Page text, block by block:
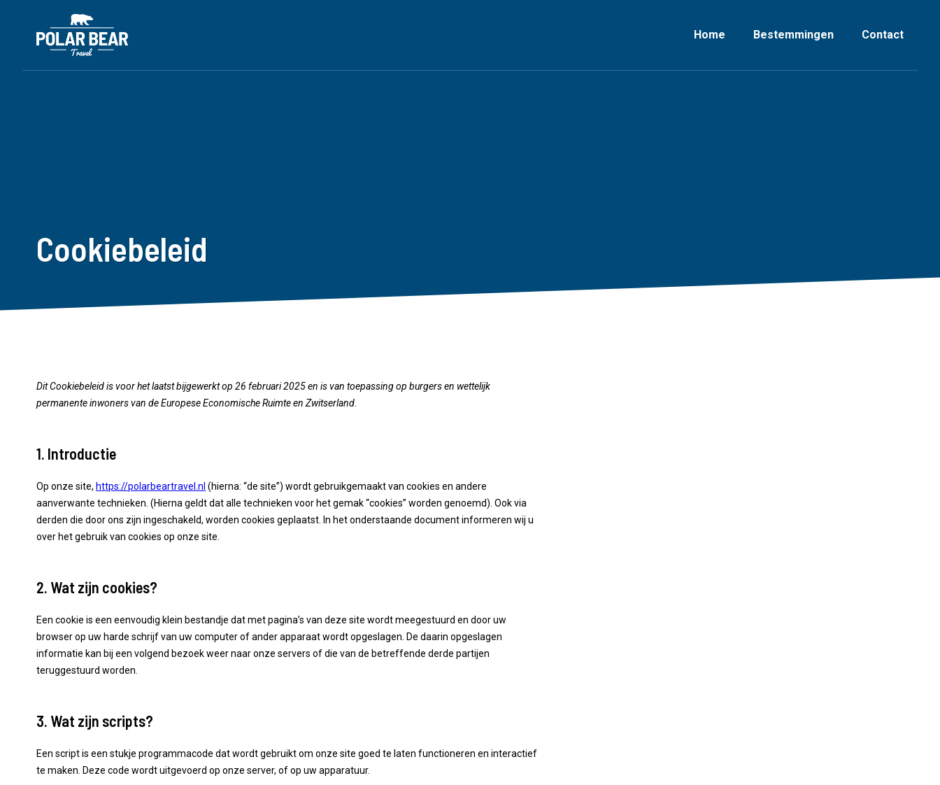
Home Bestemmingen Contact
Cookiebeleid
Dit Cookiebeleid is voor het laatst bijgewerkt op 26 februari 2025 en is van toepassing op burgers en wettelijk
permanente inwoners van de Europese Economische Ruimte en Zwitserland.
1. Introductie
Op onze site, https://polarbeartravel.nl (hierna: “de site”) wordt gebruikgemaakt van cookies en andere
aanverwante technieken. (Hierna geldt dat alle technieken voor het gemak “cookies” worden genoemd). Ook via
derden die door ons zijn ingeschakeld, worden cookies geplaatst. In het onderstaande document informeren wij u
over het gebruik van cookies op onze site.
2. Wat zijn cookies?
Een cookie is een eenvoudig klein bestandje dat met pagina’s van deze site wordt meegestuurd en door uw
browser op uw harde schrijf van uw computer of ander apparaat wordt opgeslagen. De daarin opgeslagen
informatie kan bij een volgend bezoek weer naar onze servers of die van de betreffende derde partijen
teruggestuurd worden.
3. Wat zijn scripts?
Een script is een stukje programmacode dat wordt gebruikt om onze site goed te laten functioneren en interactief
te maken. Deze code wordt uitgevoerd op onze server, of op uw apparatuur.